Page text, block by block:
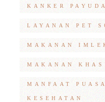
KANKER
LAYANAN PET
MAKANAN
MAKANAN
MANFAAT
KESEHATAN